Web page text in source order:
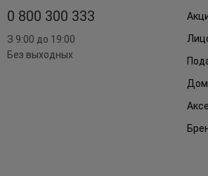
0 800 300 333
З 9:00 до 19:00
Без выходных
Дом